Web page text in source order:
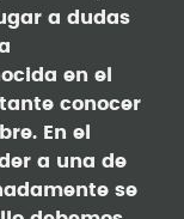
a dudas
en el
conocer
En el
a una de
se